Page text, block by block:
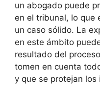
un abogado puede
en el tribunal, lo que
un caso sólido. La
en este ámbito
resultado del
tomen en cuenta
y que se protejan